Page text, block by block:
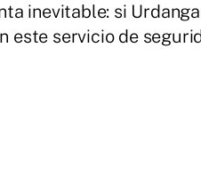
inevitable: si
este servicio de